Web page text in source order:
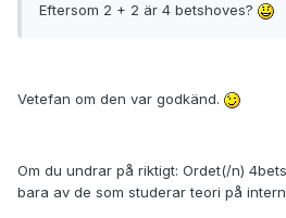
Eftersom 2 + 2 är 4 betshoves?
Vetefan om den var godkänd.
Om du undrar på riktigt: Ordet(/n)
bara av de som studerar teori på